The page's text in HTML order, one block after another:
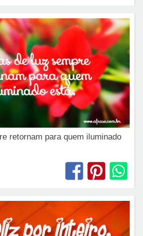
retornam para quem iluminado